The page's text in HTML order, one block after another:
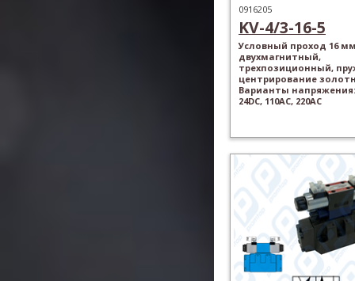
0916205
KV-4/3-16-5
Условный проход 16
двухмагнитный,
трехпозиционный,
центрирование
Варианты напряжения:
24DC, 110AC, 220AC